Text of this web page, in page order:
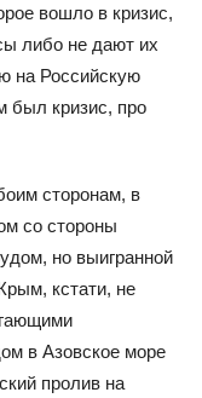
вошло в кризис,
либо не дают их
на Российскую
был кризис, про
сторонам, в
со стороны
но выигранной
кстати, не
в Азовское море
пролив на